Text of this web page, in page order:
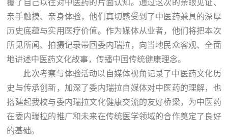
覆了自己以往对中医药的片面认知。通过这次的亲眼见证、
亲手触摸、亲身体验，他们真切感受到了中医药兼具的深厚
历史底蕴与实用医疗价值。作为媒体从业者，他们将把本次
所见所闻、拍摄记录带回委内瑞拉，向当地民众客观、全面
地讲述中医药文化故事，传播中国传统健康理念。
此次考察与体验活动以自媒体视角记录了中医药文化历
史与传承创新，加深了委内瑞拉自媒体对中医药的理解，也
搭建起我校与委内瑞拉文化健康交流的友好桥梁，为中医药
在委内瑞拉的推广和未来在传统医学领域的合作奠定了良好
的基础。